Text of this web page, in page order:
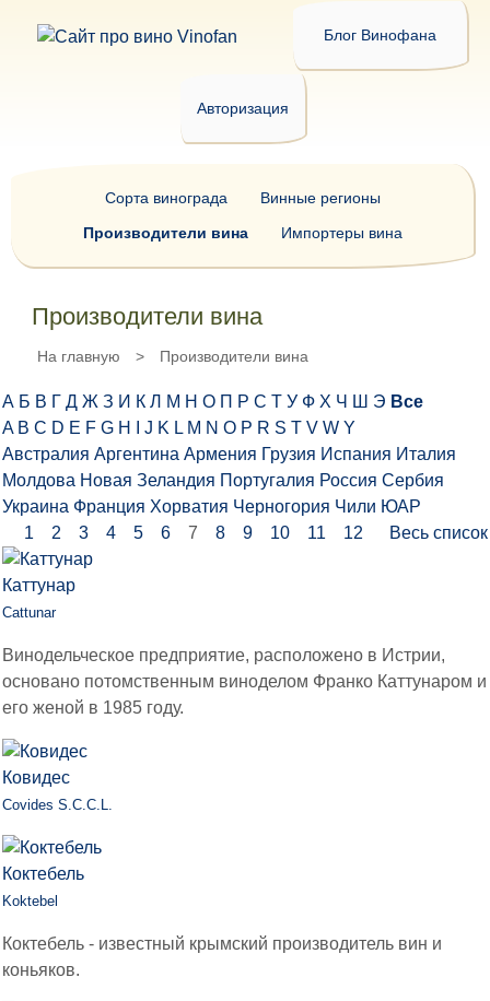
Блог Винофана
Авторизация
Производители вина
На главную > Производители вина
А Б В Г Д Ж З И К Л М Н О П Р С Т У Ф Х Ч Ш Э Все
A B C D E F G H J K L M N O P R S T V W Y
Австралия Аргентина Армения Грузия Испания Италия
Молдова Новая Зеландия Португалия Россия Сербия
Украина Франция Хорватия Черногория Чили ЮАР
1
2 3 4 5 6 7 8 9 10 11 12 Весь список
Каттунар
Cattunar
Винодельческое предприятие, расположено в Истрии,
основано потомственным виноделом Франко Каттунаром и
его женой в 1985 году.
Ковидес
Covides S.C.C.L.
Коктебель
Koktebel
Коктебель - известный крымский производитель вин и
коньяков.
Сорта винограда
Винные регионы
Производители вина
Импортеры вина